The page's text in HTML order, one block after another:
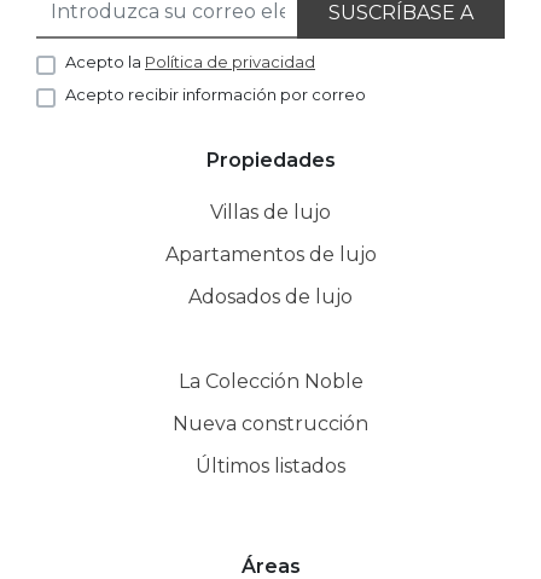
SUSCRÍBASE A
Acepto la Política de privacidad
Acepto recibir información por correo
Propiedades
Villas de lujo
Apartamentos de lujo
Adosados de lujo
La Colección Noble
Nueva construcción
Últimos listados
Áreas